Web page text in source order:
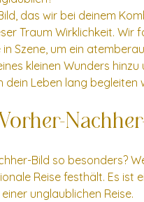
das wir bei deinem
Traum Wirklichkeit.
Szene, um ein
kleinen Wunders
dein Leben lang begleiten
Bild so besonders?
Reise festhält. Es ist
unglaublichen Reise.